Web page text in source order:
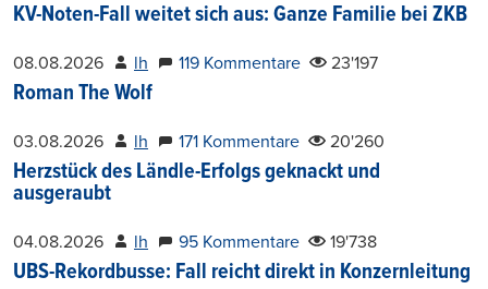
KV-Noten-Fall weitet sich aus: Ganze Familie bei ZKB
08.08.2026 lh 119 Kommentare 23'197
Roman The Wolf
03.08.2026 lh 171 Kommentare 20'260
Herzstück des Ländle-Erfolgs geknackt und
ausgeraubt
04.08.2026 lh 95 Kommentare 19'738
UBS-Rekordbusse: Fall reicht direkt in Konzernleitung